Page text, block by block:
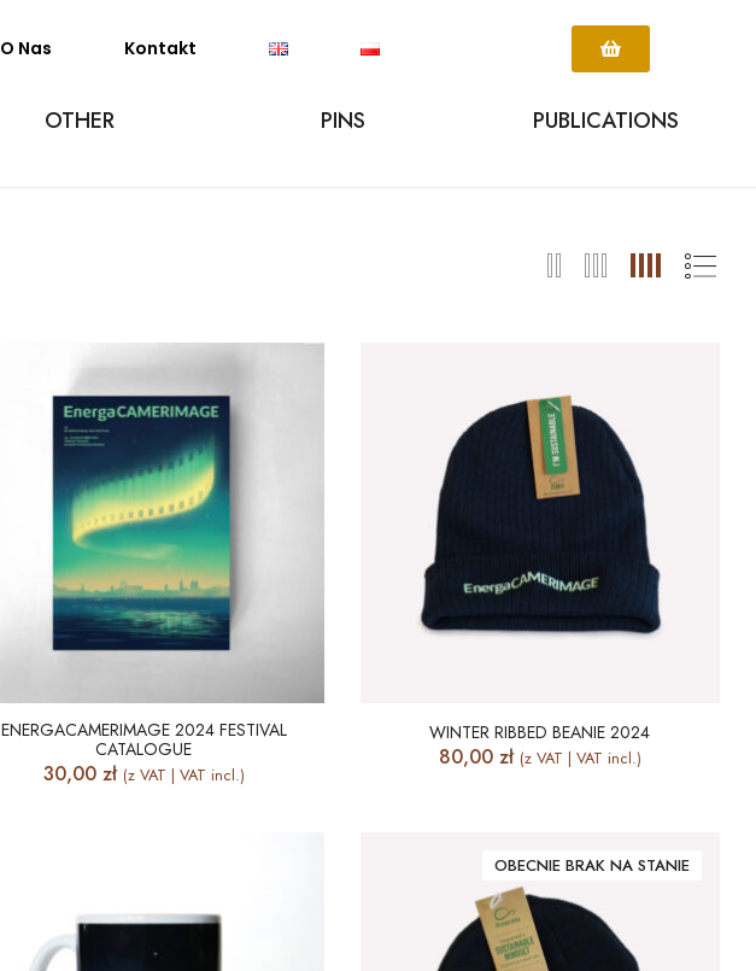
O Nas Kontakt
OTHER PINS PUBLICATIONS
ENERGACAMERIMAGE 2024 FESTIVAL
CATALOGUE
30,00 zł (z VAT | VAT incl.)
WINTER RIBBED BEANIE 2024
80,00 zł (z VAT | VAT incl.)
OBECNIE BRAK NA STANIE